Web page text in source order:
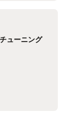
ューニング